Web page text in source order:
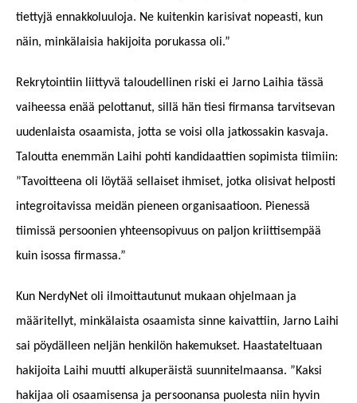
tiettyjä ennakkoluuloja. Ne kuitenkin karisivat nopeasti, kun
näin, minkälaisia hakijoita porukassa oli.”
Rekrytointiin liittyvä taloudellinen riski ei Jarno Laihia tässä
vaiheessa enää pelottanut, sillä hän tiesi firmansa tarvitsevan
uudenlaista osaamista, jotta se voisi olla jatkossakin kasvaja.
Taloutta enemmän Laihi pohti kandidaattien sopimista tiimiin:
”Tavoitteena oli löytää sellaiset ihmiset, jotka olisivat helposti
integroitavissa meidän pieneen organisaatioon. Pienessä
tiimissä persoonien yhteensopivuus on paljon kriittisempää
kuin isossa firmassa.”
Kun NerdyNet oli ilmoittautunut mukaan ohjelmaan ja
määritellyt, minkälaista osaamista sinne kaivattiin, Jarno Laihi
sai pöydälleen neljän henkilön hakemukset. Haastateltuaan
hakijoita Laihi muutti alkuperäistä suunnitelmaansa. ”Kaksi
hakijaa oli osaamisensa ja persoonansa puolesta niin hyvin